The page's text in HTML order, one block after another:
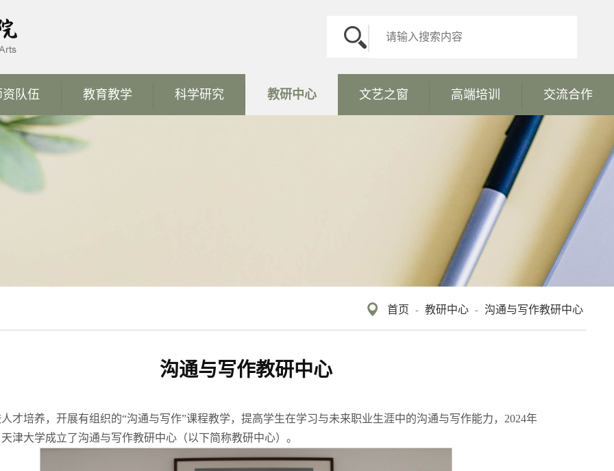
资队伍 教育教学 科学研究 教研中心 文艺之窗 高端培训 交流合作
首页 - 教研中心 - 沟通与写作教研中心
沟通与写作教研中心
才培养，开展有组织的“沟通与写作”课程教学，提高学生在学习与未来职业生涯中的沟通与写作能力，2024年
津大学成立了沟通与写作教研中心（以下简称教研中心）。